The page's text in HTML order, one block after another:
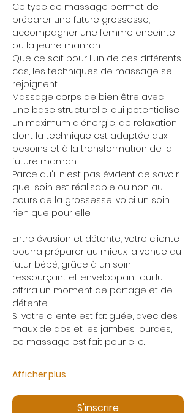
Ce type de massage permet de
préparer une future grossesse,
accompagner une femme enceinte
ou la jeune maman.
Que ce soit pour l'un de ces différents
cas, les techniques de massage se
rejoignent.
Massage corps de bien être avec
une base structurelle, qui potentialise
un maximum d'énergie, de relaxation
dont la technique est adaptée aux
besoins et à la transformation de la
future maman.
Parce qu'il n'est pas évident de savoir
quel soin est réalisable ou non au
cours de la grossesse, voici un soin
rien que pour elle.
Entre évasion et détente, votre cliente
pourra préparer au mieux la venue du
futur bébé, grâce à un soin
ressourçant et enveloppant qui lui
offrira un moment de partage et de
détente.
Si votre cliente est fatiguée, avec des
maux de dos et les jambes lourdes,
ce massage est fait pour elle.
Afficher plus
S'inscrire